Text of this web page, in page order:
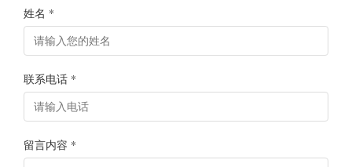
姓名 *
联系电话 *
留言内容 *